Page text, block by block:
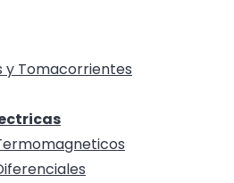
Tomacorrientes